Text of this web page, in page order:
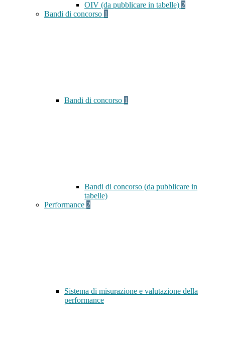
OIV (da pubblicare in tabelle) 2
Bandi di concorso 1
Bandi di concorso 1
Bandi di concorso (da pubblicare in
tabelle)
Performance 2
Sistema di misurazione e valutazione della
performance